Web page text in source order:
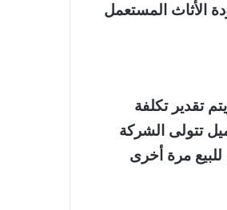
الأثاث المستعمل
تقدير تكلفة
تتولى الشركة
مرة أخرى